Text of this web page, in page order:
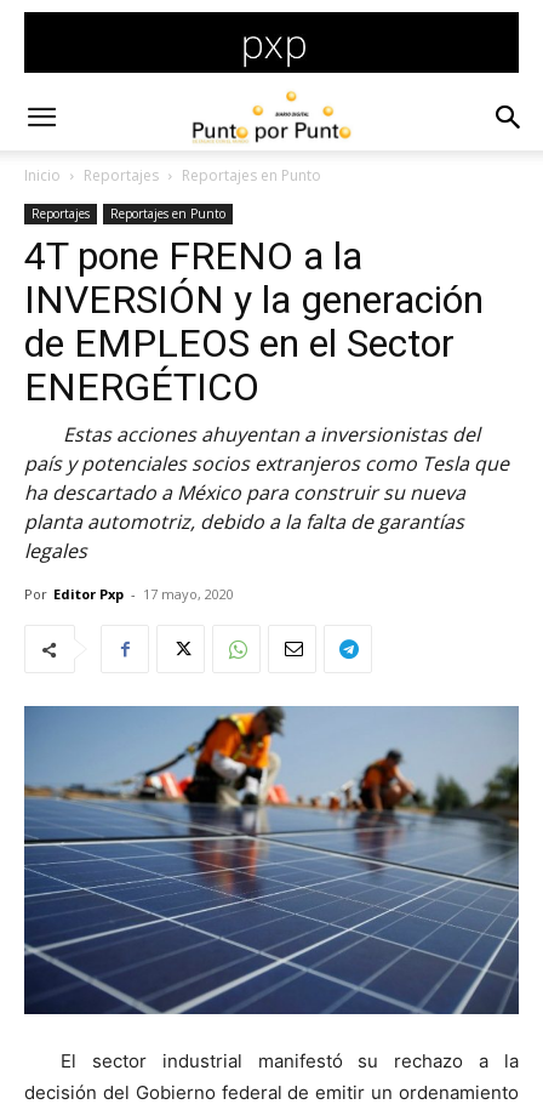
Inicio Reportajes Reportajes en Punto
Reportajes Reportajes en Punto
4T pone FRENO a la
INVERSIÓN y la generación
de EMPLEOS en el Sector
ENERGÉTICO
Estas acciones ahuyentan a inversionistas del
país y potenciales socios extranjeros como Tesla que
ha descartado a México para construir su nueva
planta automotriz, debido a la falta de garantías
legales
Por Editor Pxp - 17 mayo, 2020
El sector industrial manifestó su rechazo a la
decisión del Gobierno federal de emitir un ordenamiento